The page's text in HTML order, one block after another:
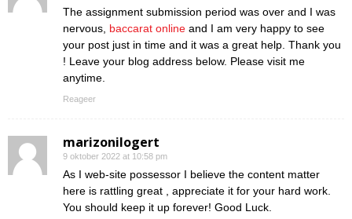
The assignment submission period was over and I was
nervous, baccarat online and I am very happy to see
your post just in time and it was a great help. Thank you
! Leave your blog address below. Please visit me
anytime.
Reageer
marizonilogert
9 oktober 2022 at 10:58 pm
As I web-site possessor I believe the content matter
here is rattling great , appreciate it for your hard work.
You should keep it up forever! Good Luck.